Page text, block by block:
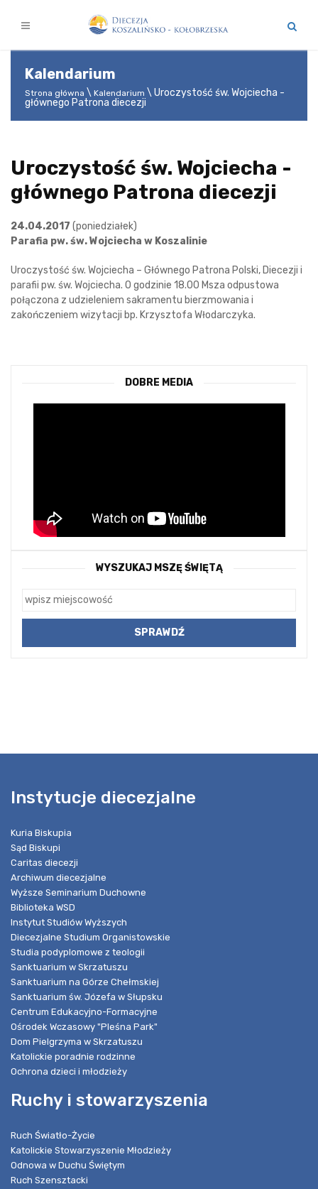
Kalendarium
Strona główna Kalendarium
Uroczystość św. Wojciecha -
głównego Patrona diecezji
Uroczystość św. Wojciecha -
głównego Patrona diecezji
24.04.2017 (poniedziałek)
Parafia pw. św. Wojciecha w Koszalinie
Uroczystość św. Wojciecha – Głównego Patrona Polski, Diecezji i
parafii pw. św. Wojciecha. O godzinie 18.00 Msza odpustowa
połączona z udzieleniem sakramentu bierzmowania i
zakończeniem wizytacji bp. Krzysztofa Włodarczyka.
DOBRE MEDIA
WYSZUKAJ MSZĘ ŚWIĘTĄ
Instytucje diecezjalne
Kuria Biskupia
Sąd Biskupi
Caritas diecezji
Archiwum diecezjalne
Wyższe Seminarium Duchowne
Biblioteka WSD
Instytut Studiów Wyższych
Diecezjalne Studium Organistowskie
Studia podyplomowe z teologii
Sanktuarium w Skrzatuszu
Sanktuarium na Górze Chełmskiej
Sanktuarium św. Józefa w Słupsku
Centrum Edukacyjno-Formacyjne
Ośrodek Wczasowy "Pleśna Park"
Dom Pielgrzyma w Skrzatuszu
Katolickie poradnie rodzinne
Ochrona dzieci i młodzieży
Ruchy i stowarzyszenia
Ruch Światło-Życie
Katolickie Stowarzyszenie Młodzieży
Odnowa w Duchu Świętym
Ruch Szensztacki